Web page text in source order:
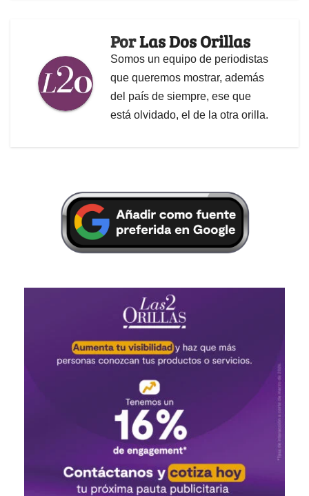
PorLas Dos Orillas
Somos un equipo de periodistas
que queremos mostrar, además
del país de siempre, ese que
está olvidado, el de la otra orilla.